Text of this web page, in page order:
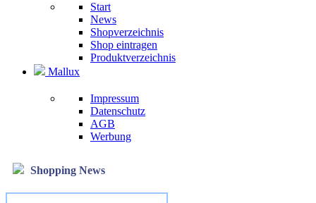
Start
News
Shopverzeichnis
Shop eintragen
Produktverzeichnis
Mallux
Impressum
Datenschutz
AGB
Werbung
Shopping News